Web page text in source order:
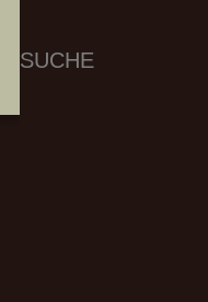
Search:
SUCHE